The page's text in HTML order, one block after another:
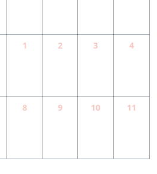
1 2 3 4
8 9 10 11